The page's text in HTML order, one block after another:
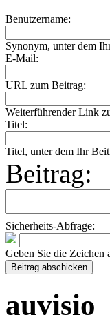
Benutzername:
Synonym, unter dem
E-Mail:
URL zum Beitrag:
Weiterführender Link
Titel:
Titel, unter dem Ihr
Beitrag:
Sicherheits-Abfrage:
Geben Sie die Zeichen
auvisio